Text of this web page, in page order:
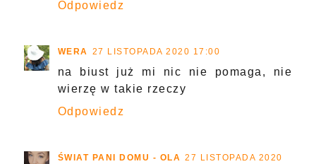
Odpowiedz
WERA 27 LISTOPADA 2020 17:00
na biust już mi nic nie pomaga, nie
wierzę w takie rzeczy
Odpowiedz
ŚWIAT PANI DOMU - OLA 27 LISTOPADA 2020